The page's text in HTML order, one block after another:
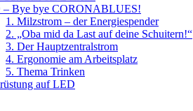
– Bye bye CORONABLUES!
1. Milzstrom – der Energiespender
2. „Oba mid da Last auf deine Schuitern!“
3. Der Hauptzentralstrom
4. Ergonomie am Arbeitsplatz
5. Thema Trinken
auf LED